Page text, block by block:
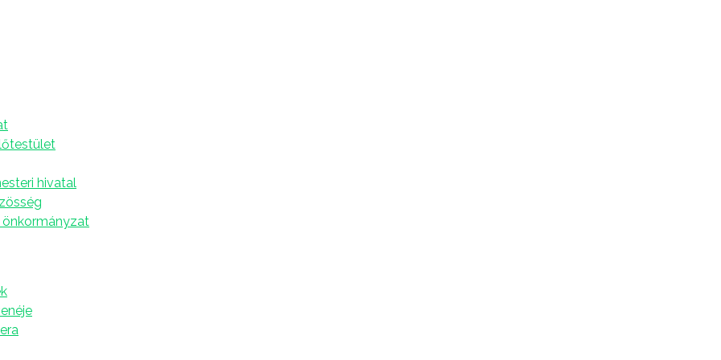
hivatal
önkormányzat
4.
a kérdést:
Hadaró Ancsi?